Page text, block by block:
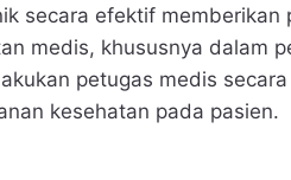
secara efektif memberikan
medis, khususnya dalam
petugas medis
kesehatan pada pasien.